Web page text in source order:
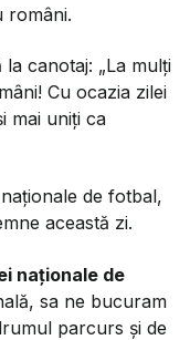
români.
la canotaj: „La mulți
Cu ocazia zilei
mai uniți ca
de fotbal,
această zi.
naționale de
sa ne bucuram
parcurs și de